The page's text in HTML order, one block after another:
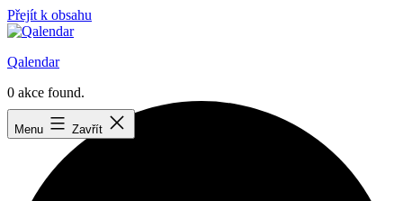
Přejít k obsahu
Qalendar
Menu Zavřít
0 akce found.